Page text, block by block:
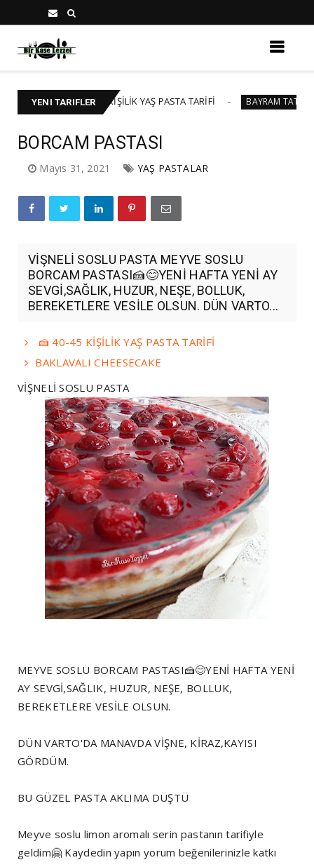
YENI TARIFLER
🍰 40-45 KİŞİLİK YAŞ PASTA TARİFİ BAYRAM TATLILARI
BORCAM PASTASI
Mayıs 31, 2021 YAŞ PASTALAR
VİŞNELİ SOSLU PASTA MEYVE SOSLU
BORCAM PASTASI🍰😊YENİ HAFTA YENİ AY
SEVGİ,SAĞLIK, HUZUR, NEŞE, BOLLUK,
BEREKETLERE VESİLE OLSUN. DÜN VARTO...
🍰 40-45 KİŞİLİK YAŞ PASTA TARİFİ
BAKLAVALI CHEESECAKE
VİŞNELİ SOSLU PASTA
MEYVE SOSLU BORCAM PASTASI🍰😊YENİ HAFTA YENİ
AY SEVGİ,SAĞLIK, HUZUR, NEŞE, BOLLUK,
BEREKETLERE VESİLE OLSUN.
DÜN VARTO'DA MANAVDA VİŞNE, KİRAZ,KAYISI
GÖRDÜM.
BU GÜZEL PASTA AKLIMA DÜŞTÜ
Meyve soslu limon aromalı serin pastanın tarifiyle
geldim🤗 Kaydedin yapın yorum beğenilerinizle katkı